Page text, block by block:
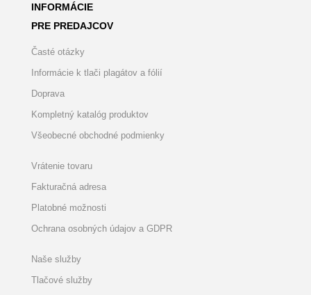
INFORMÁCIE
PRE PREDAJCOV
Časté otázky
Informácie k tlači plagátov a fólií
Doprava
Kompletný katalóg produktov
Všeobecné obchodné podmienky
Vrátenie tovaru
Fakturačná adresa
Platobné možnosti
Ochrana osobných údajov a GDPR
Naše služby
Tlačové služby